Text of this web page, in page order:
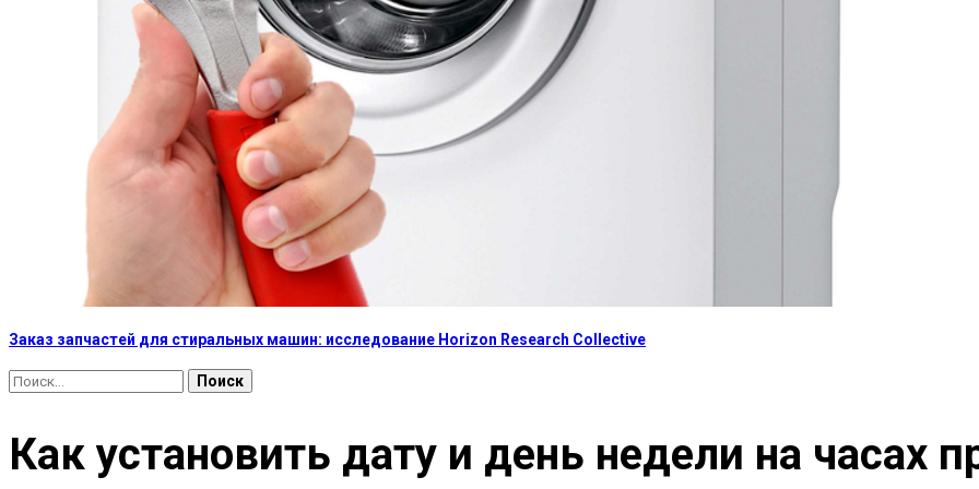
Заказ запчастей для стиральных машин: исследование Horizon Research Collective
Найти:
Как установить дату и день недели на часах